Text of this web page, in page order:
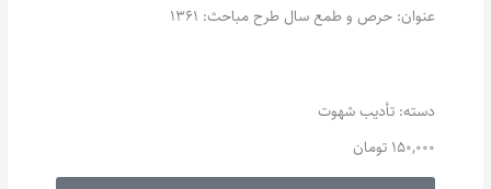
عنوان: حرص و طمع سال طرح مباحث: 1361
دسته:تأدیب شهوت
150,000 تومان